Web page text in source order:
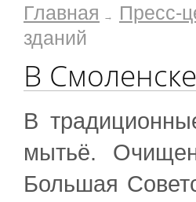
Главная Пресс-
зданий
В
В
мытьё.
Большая